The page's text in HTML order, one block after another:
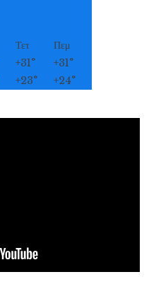
Τετ
Πεμ
+31° +31°
+23° +24°